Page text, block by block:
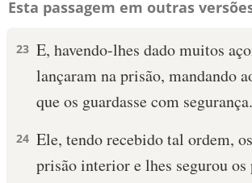
Esta passagem em outras
23 E, havendo-lhes dado muitos
lançaram na prisão, mandando
que os guardasse com segurança.
24 Ele, tendo recebido tal ordem,
prisão interior e lhes segurou os